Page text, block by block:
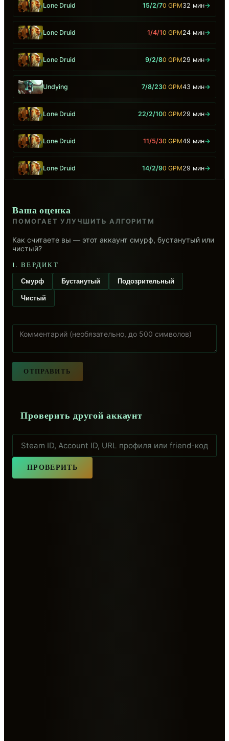
Lone Druid 15/2/70 GPM32 мин→
Lone Druid 1/4/10 GPM24 мин→
Lone Druid 9/2/80 GPM29 мин→
Undying 7/8/230 GPM43 мин→
Lone Druid 22/2/100 GPM29 мин→
Lone Druid 11/5/30 GPM49 мин→
Lone Druid 14/2/90 GPM29 мин→
Ваша оценка
ПОМОГАЕТ УЛУЧШИТЬ АЛГОРИТМ
Как считаете вы — этот аккаунт смурф, бустанутый или
чистый?
1. ВЕРДИКТ
Смурф Бустанутый Подозрительный
Чистый
ОТПРАВИТЬ
Проверить другой аккаунт
ПРОВЕРИТЬ